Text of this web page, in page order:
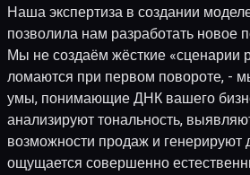
Наша экспертиза в создании
позволила нам разработать новое
Мы не создаём жёсткие «сценарии
ломаются при первом повороте, -
умы, понимающие ДНК вашего
анализируют тональность,
возможности продаж и генерируют
ощущается совершенно